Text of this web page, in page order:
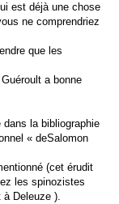
est déjà une chose
ne comprendriez
que les
a bonne
la bibliographie
« deSalomon
(cet érudit
les spinozistes
Deleuze ).